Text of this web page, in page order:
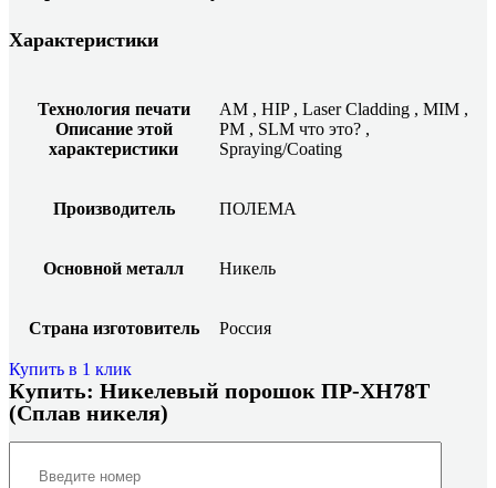
Характеристики
Технология печати
Описание этой
характеристики
AM , HIP , Laser Cladding , MIM ,
PM , SLM что это? ,
Spraying/Coating
Производитель ПОЛЕМА
Основной металл Никель
Страна изготовитель Россия
Купить в 1 клик
Купить: Никелевый порошок ПР-ХН78Т
(Сплав никеля)